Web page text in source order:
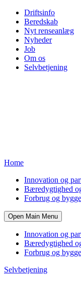
Driftsinfo
Beredskab
Nyt renseanlæg
Nyheder
Job
Om os
Selvbetjening
Home
Innovation og
Bæredygtighed
Forbrug og
Open Main Menu
Innovation og
Bæredygtighed
Forbrug og
Selvbetjening